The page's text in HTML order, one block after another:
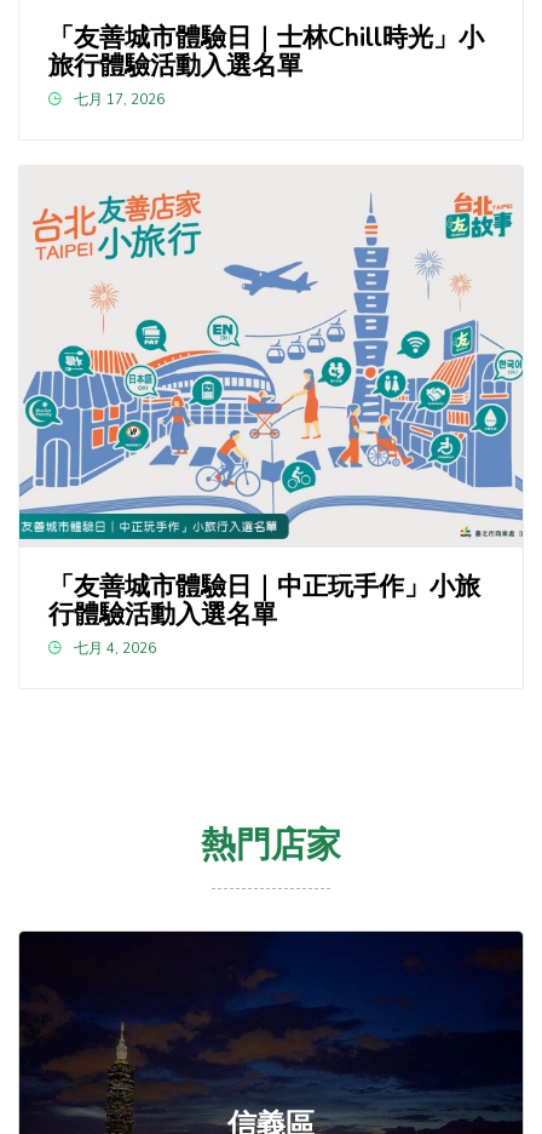
「友善城市體驗日｜士林Chill時光」小
旅行體驗活動入選名單
七月 17, 2026
「友善城市體驗日｜中正玩手作」小旅
行體驗活動入選名單
七月 4, 2026
熱門店家
信義區